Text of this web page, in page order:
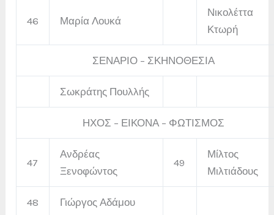
46 Μαρία Λουκά
Νικολέττα
Κτωρή
ΣΕΝΑΡΙΟ – ΣΚΗΝΟΘΕΣΙΑ
Σωκράτης Πουλλής
ΗΧΟΣ – ΕΙΚΟΝΑ – ΦΩΤΙΣΜΟΣ
47
Ανδρέας
Ξενοφώντος
49
Μίλτος
Μιλτιάδους
48 Γιώργος Αδάμου